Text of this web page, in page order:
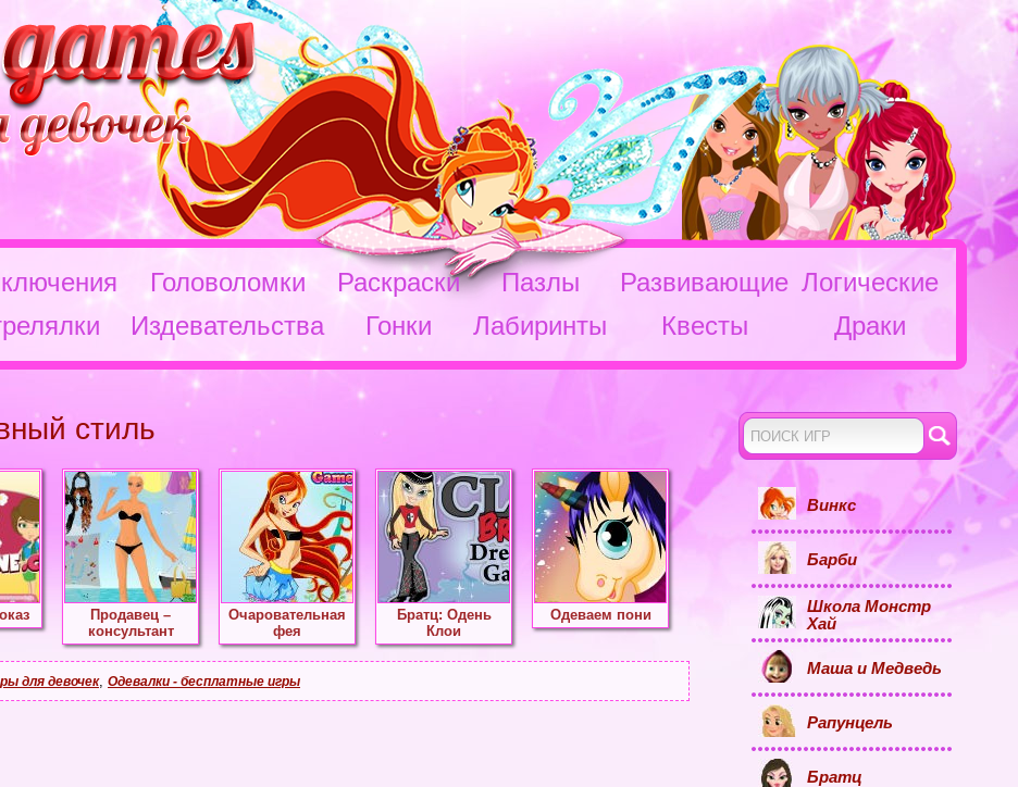
Головоломки Раскраски Пазлы Развивающие Логические
Издевательства Гонки Лабиринты Квесты Драки
стиль
Продавец –
консультант
Очаровательная
фея
Братц: Одень
Клои
Одеваем пони
для девочек, Одевалки - бесплатные игры
Винкс
Барби
Школа Монстр
Хай
Маша и Медведь
Рапунцель
Братц